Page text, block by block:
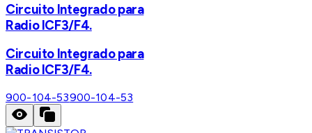
Circuito Integrado para
Radio ICF3/F4.
Circuito Integrado para
Radio ICF3/F4.
900-104-53900-104-53